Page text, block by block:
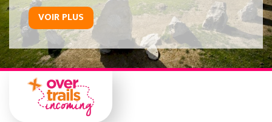
VOIR PLUS